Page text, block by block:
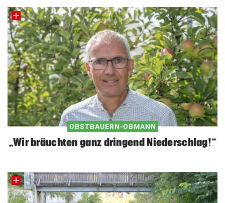
OBSTBAUERN-OBMANN
„Wir bräuchten ganz dringend Niederschlag!“